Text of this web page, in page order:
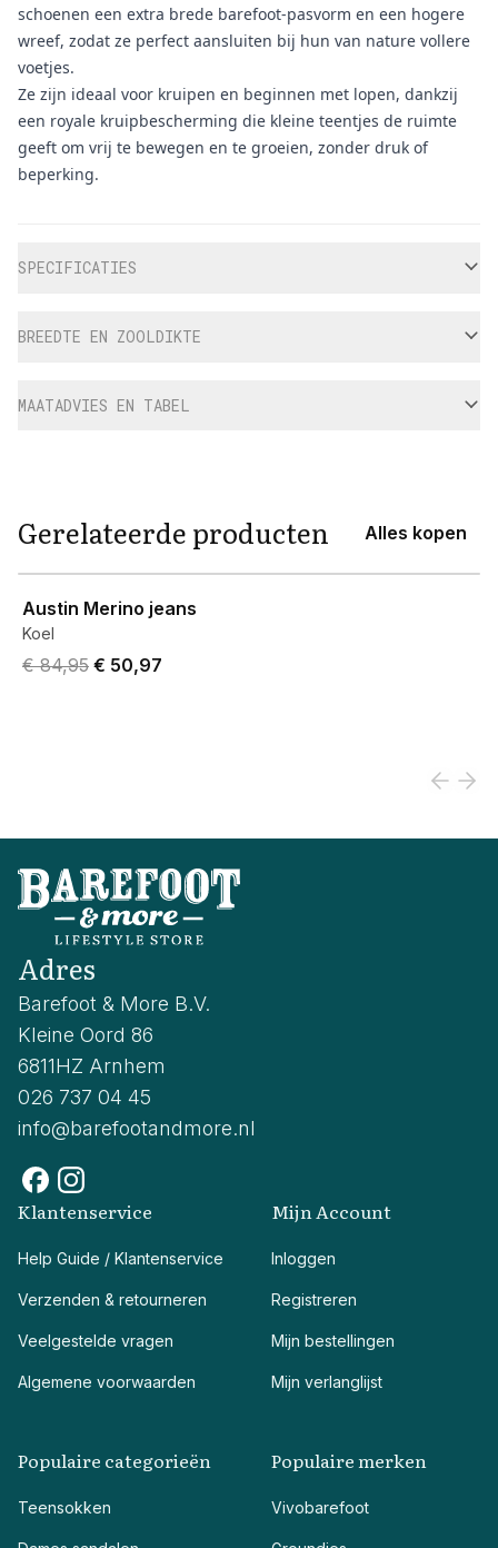
schoenen een extra brede barefoot-pasvorm en een hogere
wreef, zodat ze perfect aansluiten bij hun van nature vollere
voetjes.
Ze zijn ideaal voor kruipen en beginnen met lopen, dankzij
een royale kruipbescherming die kleine teentjes de ruimte
geeft om vrij te bewegen en te groeien, zonder druk of
beperking.
SPECIFICATIES
BREEDTE EN ZOOLDIKTE
MAATADVIES EN TABEL
Gerelateerde producten Alles kopen
Austin Merino jeans
Koel
Original price was € 84,95.
€ 84,95 Current price is € 50,97.
€ 50,97
Adres
Barefoot & More B.V.
Kleine Oord 86
6811HZ Arnhem
026 737 04 45
info@barefootandmore.nl
Klantenservice
Help Guide / Klantenservice
Verzenden & retourneren
Veelgestelde vragen
Algemene voorwaarden
Mijn Account
Inloggen
Registreren
Mijn bestellingen
Mijn verlanglijst
Populaire categorieën
Teensokken
Populaire merken
Vivobarefoot